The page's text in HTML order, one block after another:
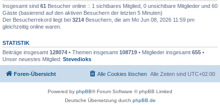
Insgesamt sind 61 Besucher online :: 1 sichtbares Mitglied, 0 unsichtbare Mitglieder und 60
Gäste (basierend auf den aktiven Besuchern der letzten 5 Minuten)
Der Besucherrekord liegt bei 3214 Besuchern, die am Mo Jun 08, 2026 11:59 pm
gleichzeitig online waren.
STATISTIK
Beiträge insgesamt 128074 • Themen insgesamt 108719 • Mitglieder insgesamt 655 •
Unser neuestes Mitglied: Stevedioks
Foren-Übersicht Alle Zeiten sind UTC+02:00
Alle Cookies löschen
Powered by phpBB® Forum Software © phpBB Limited
Deutsche Übersetzung durch phpBB.de